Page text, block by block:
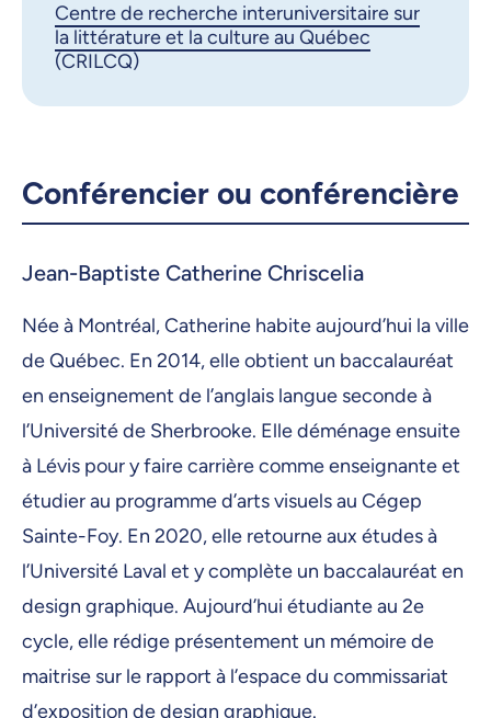
LinkedIn Courriel
Centre de recherche interuniversitaire sur
la littérature et la culture au Québec
(CRILCQ)
Conférencier ou conférencière
Jean-Baptiste Catherine Chriscelia
Née à Montréal, Catherine habite aujourd’hui la ville
de Québec. En 2014, elle obtient un baccalauréat
en enseignement de l’anglais langue seconde à
l’Université de Sherbrooke. Elle déménage ensuite
à Lévis pour y faire carrière comme enseignante et
étudier au programme d’arts visuels au Cégep
Sainte-Foy. En 2020, elle retourne aux études à
l’Université Laval et y complète un baccalauréat en
design graphique. Aujourd’hui étudiante au 2e
cycle, elle rédige présentement un mémoire de
maitrise sur le rapport à l’espace du commissariat
d’exposition de design graphique.